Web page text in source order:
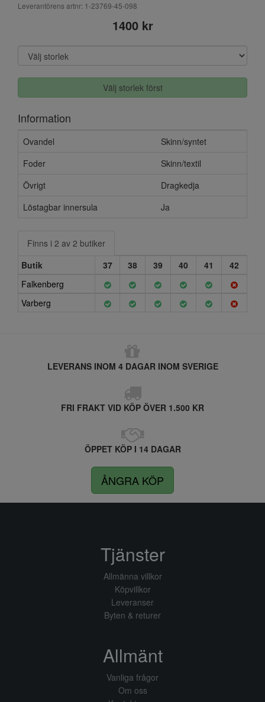
Leverantörens artnr: 1-23769-45-098
1400 kr
Välj storlek först
Information
Ovandel
Skinn/syntet
Foder
Skinn/textil
Övrigt
Dragkedja
Löstagbar innersula
Ja
Finns i 2 av 2 butiker
Butik
37 38 39 40 41
42
Falkenberg
Varberg
LEVERANS INOM 4 DAGAR INOM SVERIGE
FRI FRAKT VID KÖP ÖVER 1.500 KR
ÖPPET KÖP I 14 DAGAR
ÅNGRA KÖP
Tjänster
Allmänna villkor
Köpvillkor
Leveranser
Byten & returer
Allmänt
Vanliga frågor
Om oss